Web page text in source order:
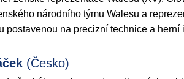
národního týmu Walesu a
postavenou na precizní technice a herní
(Česko)